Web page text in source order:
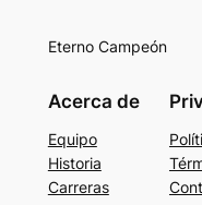
Eterno Campeón
Acerca de
Equipo
Historia
Carreras